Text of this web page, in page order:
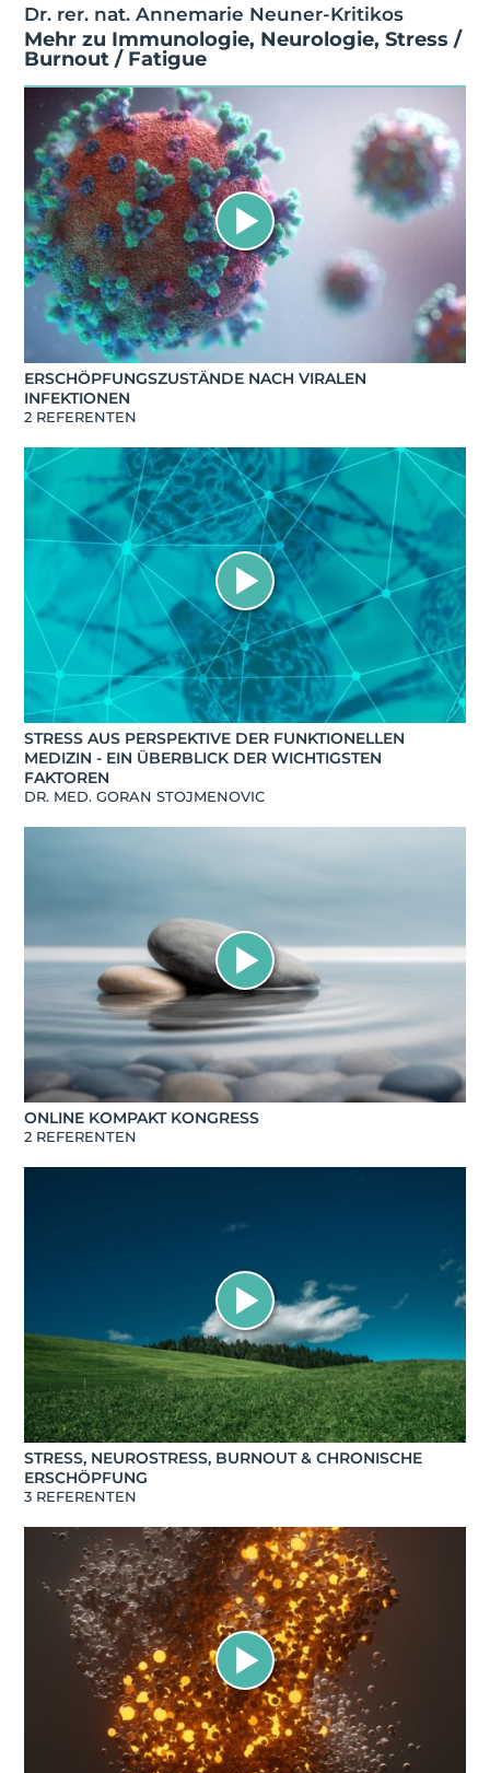
Dr. rer. nat. Annemarie Neuner-Kritikos
Mehr zu Immunologie, Neurologie, Stress /
Burnout / Fatigue
ERSCHÖPFUNGSZUSTÄNDE NACH VIRALEN
INFEKTIONEN
2 REFERENTEN
STRESS AUS PERSPEKTIVE DER FUNKTIONELLEN
MEDIZIN - EIN ÜBERBLICK DER WICHTIGSTEN
FAKTOREN
DR. MED. GORAN STOJMENOVIC
ONLINE KOMPAKT KONGRESS
2 REFERENTEN
STRESS, NEUROSTRESS, BURNOUT & CHRONISCHE
ERSCHÖPFUNG
3 REFERENTEN